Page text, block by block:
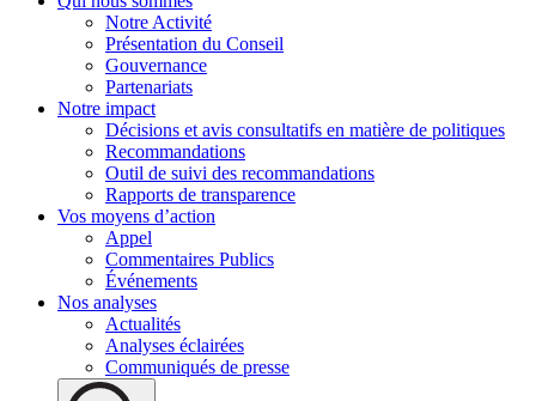
Notre Activité
Présentation du Conseil
Gouvernance
Partenariats
Notre impact
Décisions et avis consultatifs en matière de politiques
Recommandations
Outil de suivi des recommandations
Rapports de transparence
Vos moyens d’action
Appel
Commentaires Publics
Événements
Nos analyses
Actualités
Analyses éclairées
Communiqués de presse